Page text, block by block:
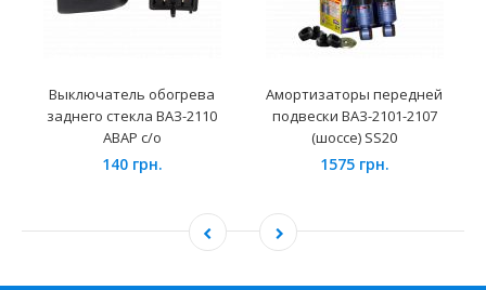
Выключатель обогрева
заднего стекла ВАЗ-2110
АВАР с/о
140 грн.
Амортизаторы передней
подвески ВАЗ-2101-2107
(шоссе) SS20
1575 грн.